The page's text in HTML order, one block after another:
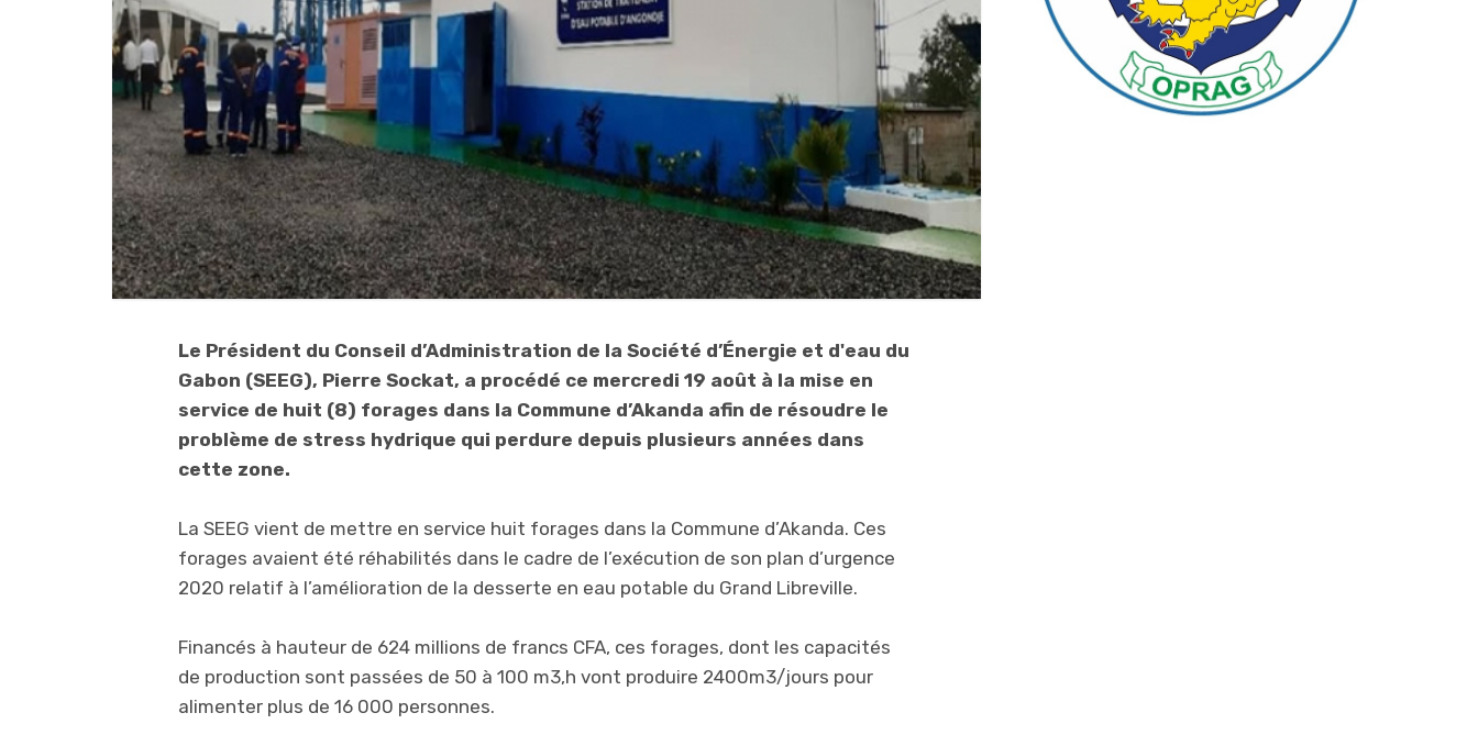
Le Président du Conseil d’Administration de la Société d’Énergie et d'eau du
Gabon (SEEG), Pierre Sockat, a procédé ce mercredi 19 août à la mise en
service de huit (8) forages dans la Commune d’Akanda afin de résoudre le
problème de stress hydrique qui perdure depuis plusieurs années dans
cette zone.
La SEEG vient de mettre en service huit forages dans la Commune d’Akanda. Ces
forages avaient été réhabilités dans le cadre de l’exécution de son plan d’urgence
2020 relatif à l’amélioration de la desserte en eau potable du Grand Libreville.
Financés à hauteur de 624 millions de francs CFA, ces forages, dont les capacités
de production sont passées de 50 à 100 m3,h vont produire 2400m3/jours pour
alimenter plus de 16 000 personnes.